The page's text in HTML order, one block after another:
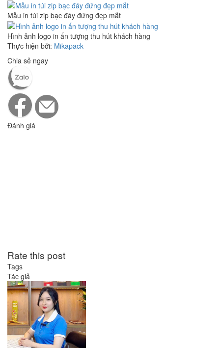
Mẫu in túi zip bạc đáy đứng đẹp mắt
Hình ảnh logo in ấn tượng thu hút khách hàng
Thực hiện bởi: Mikapack
Chia sẻ ngay
Đánh giá
Rate this post
Tags
Tác giả